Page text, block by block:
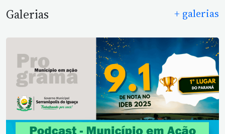
Galerias + galerias